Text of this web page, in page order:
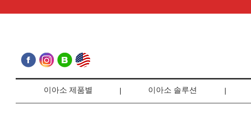
이아소 제품별 이아소 솔루션